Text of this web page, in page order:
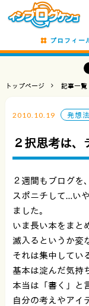
プロフィー
トップページ 記事一覧
2010.10.19 発想
２択思考は
２週間もブログを、
スポニチして…い
ました。
いま長い本をまと
滅入るというか変
それは集中してい
基本は淀んだ気持
本当は「書く」と
自分の考えやアイ